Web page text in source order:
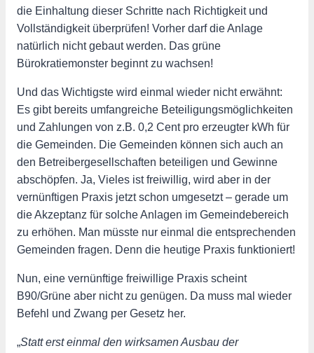
die Einhaltung dieser Schritte nach Richtigkeit und
Vollständigkeit überprüfen! Vorher darf die Anlage
natürlich nicht gebaut werden. Das grüne
Bürokratiemonster beginnt zu wachsen!
Und das Wichtigste wird einmal wieder nicht erwähnt:
Es gibt bereits umfangreiche Beteiligungsmöglichkeiten
und Zahlungen von z.B. 0,2 Cent pro erzeugter kWh für
die Gemeinden. Die Gemeinden können sich auch an
den Betreibergesellschaften beteiligen und Gewinne
abschöpfen. Ja, Vieles ist freiwillig, wird aber in der
vernünftigen Praxis jetzt schon umgesetzt – gerade um
die Akzeptanz für solche Anlagen im Gemeindebereich
zu erhöhen. Man müsste nur einmal die entsprechenden
Gemeinden fragen. Denn die heutige Praxis funktioniert!
Nun, eine vernünftige freiwillige Praxis scheint
B90/Grüne aber nicht zu genügen. Da muss mal wieder
Befehl und Zwang per Gesetz her.
„Statt erst einmal den wirksamen Ausbau der